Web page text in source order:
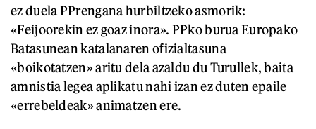
ez duela PPrengana hurbiltzeko asmorik:
«Feijoorekin ez goaz inora». PPko burua Europako
Batasunean katalanaren ofizialtasuna
«boikotatzen» aritu dela azaldu du Turullek, baita
amnistia legea aplikatu nahi izan ez duten epaile
«errebeldeak» animatzen ere.